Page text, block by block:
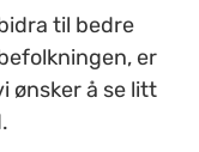
til bedre
er
ønsker å se litt